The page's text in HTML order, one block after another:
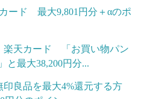
ード 最大9,801円分＋αのポ
楽天カード 「お買い物パン
と最大38,200円分...
印良品を最大4%還元する方